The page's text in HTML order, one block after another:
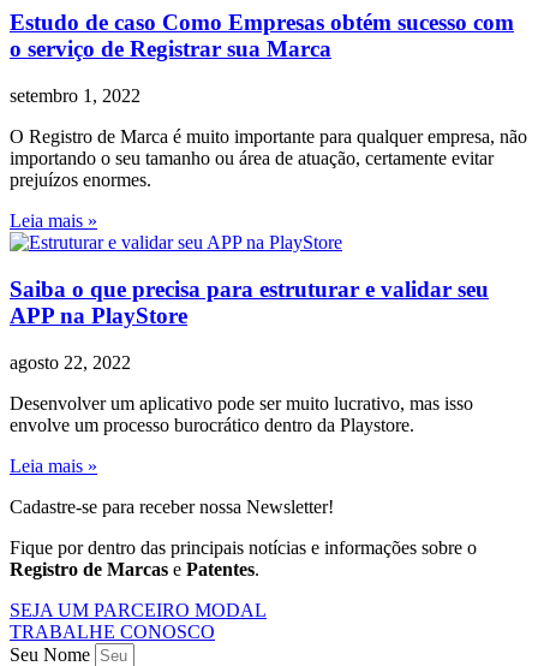
Estudo de caso Como Empresas obtém sucesso com
o serviço de Registrar sua Marca
setembro 1, 2022
O Registro de Marca é muito importante para qualquer empresa, não
importando o seu tamanho ou área de atuação, certamente evitar
prejuízos enormes.
Leia mais »
Saiba o que precisa para estruturar e validar seu
APP na PlayStore
agosto 22, 2022
Desenvolver um aplicativo pode ser muito lucrativo, mas isso
envolve um processo burocrático dentro da Playstore.
Leia mais »
Cadastre-se para receber nossa Newsletter!
Fique por dentro das principais notícias e informações sobre o
Registro de Marcas e Patentes.
SEJA UM PARCEIRO MODAL
TRABALHE CONOSCO
Seu Nome